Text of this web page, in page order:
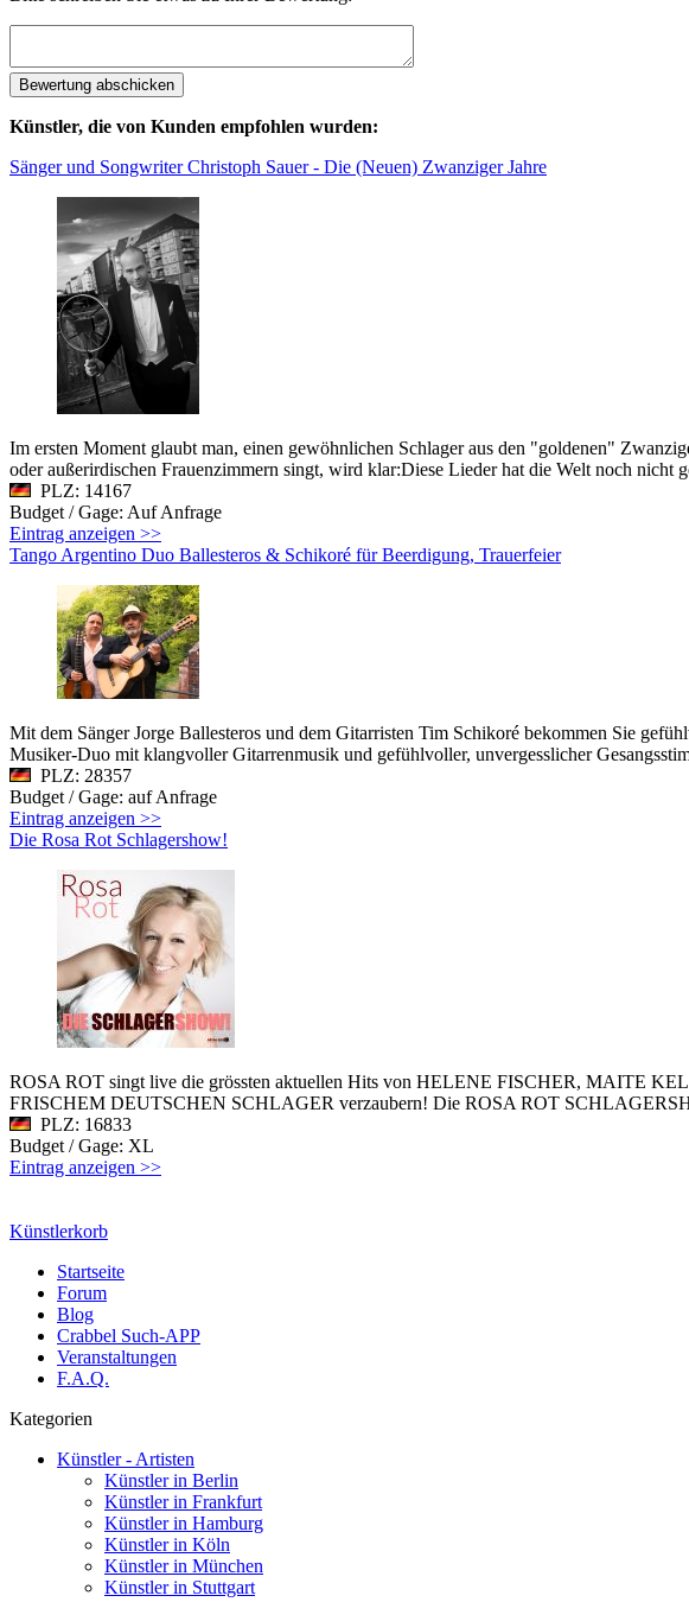
Künstler, die von Kunden empfohlen wurden:
Sänger und Songwriter Christoph Sauer - Die (Neuen) Zwanziger Jahre
Im ersten Moment glaubt man, einen gewöhnlichen Schlager aus den "goldenen"
oder außerirdischen Frauenzimmern singt, wird klar:Diese Lieder hat die Welt noch
PLZ: 14167
Budget / Gage: Auf Anfrage
Eintrag anzeigen >>
Tango Argentino Duo Ballesteros & Schikoré für Beerdigung, Trauerfeier
Mit dem Sänger Jorge Ballesteros und dem Gitarristen Tim Schikoré bekommen Sie
Musiker-Duo mit klangvoller Gitarrenmusik und gefühlvoller, unvergesslicher
PLZ: 28357
Budget / Gage: auf Anfrage
Eintrag anzeigen >>
Die Rosa Rot Schlagershow!
ROSA ROT singt live die grössten aktuellen Hits von HELENE FISCHER, MAITE
FRISCHEM DEUTSCHEN SCHLAGER verzaubern! Die ROSA ROT
PLZ: 16833
Budget / Gage: XL
Eintrag anzeigen >>
Künstlerkorb
Startseite
Forum
Blog
Crabbel Such-APP
Veranstaltungen
F.A.Q.
Kategorien
Künstler - Artisten
Künstler in Berlin
Künstler in Frankfurt
Künstler in Hamburg
Künstler in Köln
Künstler in München
Künstler in Stuttgart